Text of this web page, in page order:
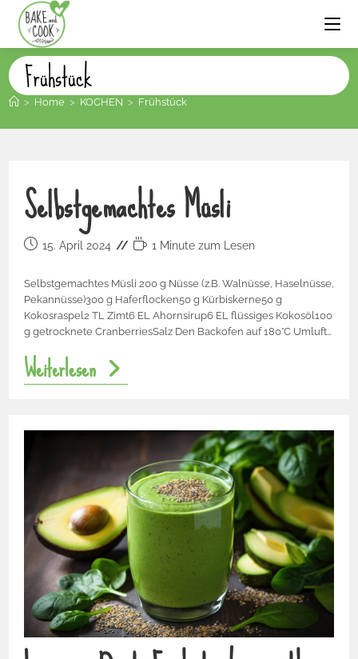
Frühstück
> Home > KOCHEN > Frühstück
Selbstgemachtes Müsli
15. April 2024 1 Minute zum Lesen
Selbstgemachtes Müsli 200 g Nüsse (z.B. Walnüsse, Haselnüsse,
Pekannüsse)300 g Haferflocken50 g Kürbiskerne50 g
Kokosraspel2 TL Zimt6 EL Ahornsirup6 EL flüssiges Kokosöl100
g getrocknete CranberriesSalz Den Backofen auf 180°C Umluft…
Weiterlesen